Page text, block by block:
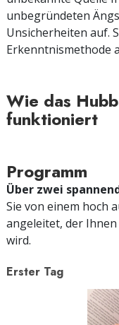
unbegründeten
Unsicherheiten auf.
Erkenntnismethode
Wie das
funktioniert
Programm
Über zwei
Sie von einem hoch
angeleitet, der
wird.
Erster Tag